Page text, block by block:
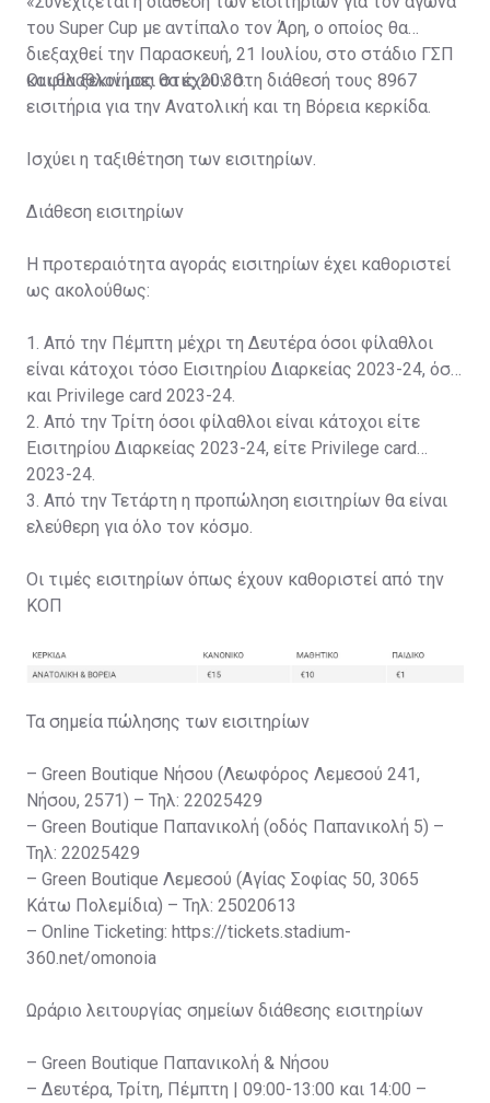
του Super Cup με αντίπαλο τον Άρη, ο οποίος θα
διεξαχθεί την Παρασκευή, 21 Ιουλίου, στο στάδιο ΓΣΠ
και θα ξεκινήσει στις 20:30.
Οι φίλαθλοί μας θα έχουν στη διάθεσή τους 8967
εισιτήρια για την Ανατολική και τη Βόρεια κερκίδα.
Ισχύει η ταξιθέτηση των εισιτηρίων.
Διάθεση εισιτηρίων
Η προτεραιότητα αγοράς εισιτηρίων έχει καθοριστεί
ως ακολούθως:
1. Από την Πέμπτη μέχρι τη Δευτέρα όσοι φίλαθλοι
είναι κάτοχοι τόσο Εισιτηρίου Διαρκείας 2023-24, όσο
και Privilege card 2023-24.
2. Από την Τρίτη όσοι φίλαθλοι είναι κάτοχοι είτε
Εισιτηρίου Διαρκείας 2023-24, είτε Privilege card
2023-24.
3. Από την Τετάρτη η προπώληση εισιτηρίων θα είναι
ελεύθερη για όλο τον κόσμο.
Οι τιμές εισιτηρίων όπως έχουν καθοριστεί από την
ΚΟΠ
Τα σημεία πώλησης των εισιτηρίων
– Green Boutique Νήσου (Λεωφόρος Λεμεσού 241,
Νήσου, 2571) – Τηλ: 22025429
– Green Boutique Παπανικολή (οδός Παπανικολή 5) –
Τηλ: 22025429
– Green Boutique Λεμεσού (Αγίας Σοφίας 50, 3065
Κάτω Πολεμίδια) – Τηλ: 25020613
– Online Ticketing: https://tickets.stadium-
360.net/omonoia
Ωράριο λειτουργίας σημείων διάθεσης εισιτηρίων
– Green Boutique Παπανικολή & Νήσου
– Δευτέρα, Τρίτη, Πέμπτη | 09:00-13:00 και 14:00 –